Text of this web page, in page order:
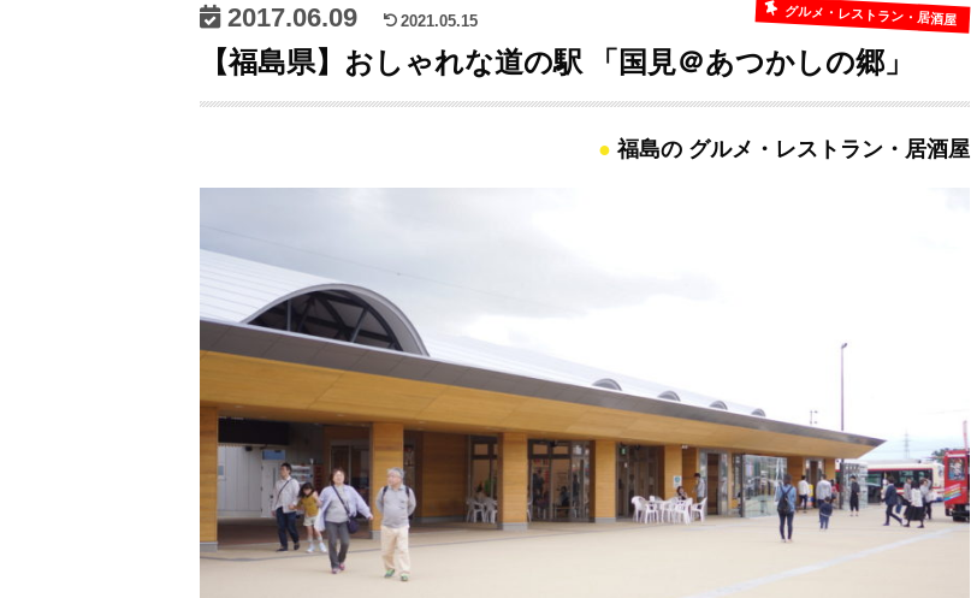
2017.06.09 2021.05.15 グルメ・レストラン・居酒屋
【福島県】おしゃれな道の駅 「国見＠あつかしの郷」
福島の グルメ・レストラン・居酒屋